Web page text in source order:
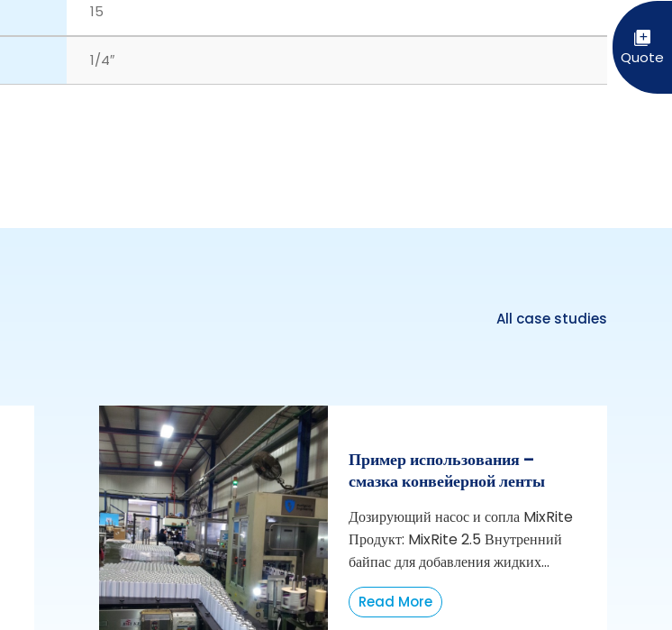
15
1/4″
All case studies
Пример использования –
смазка конвейерной ленты
Дозирующий насос и сопла MixRite
Продукт: MixRite 2.5 Внутренний
байпас для добавления жидких...
Read More